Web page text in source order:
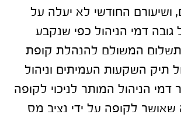
ושיעורם החודשי לא יעלה על
ה-12 של גובה דמי הניהול כפי שנקבע
המשולם להנהלת קופת
תיק השקעות העמיתים וניהול
דמי הניהול המותר לניכוי לקופה
לקופה על ידי נציב מס